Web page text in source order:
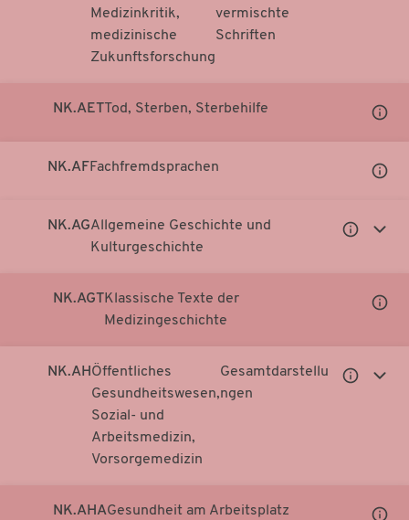
Medizinkritik,
medizinische
Zukunftsforschung
vermischte
Schriften
NK.AETTod, Sterben, Sterbehilfe
NK.AFFachfremdsprachen
NK.AGAllgemeine Geschichte und
Kulturgeschichte
NK.AGTKlassische Texte der
Medizingeschichte
NK.AHÖffentliches
Gesundheitswesen,
Sozial- und
Arbeitsmedizin,
Vorsorgemedizin
Gesamtdarstellu
ngen
NK.AHAGesundheit am Arbeitsplatz